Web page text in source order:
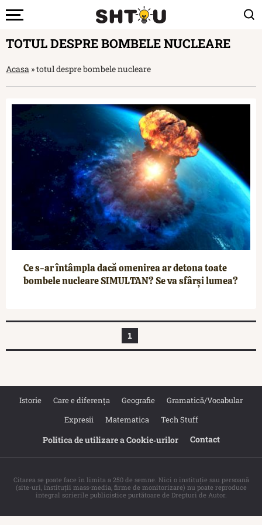
TOTUL DESPRE BOMBELE NUCLEARE
Acasa »totul despre bombele nucleare
Ce s-ar întâmpla dacă omenirea ar detona toate
bombele nucleare SIMULTAN? Se va sfârși lumea?
1
Istorie Care e diferența Geografie
Gramatică/Vocabular
Expresii
Matematica Tech Stuff
Politica de utilizare a Cookie‐urilor Contact
Citarea se poate face în limita a 250 de semne. Nici o instituţie sau persoană
(site-uri, instituţii mass-media, firme de monitorizare) nu poate reproduce
integral scrierile publicistice purtătoare de Drepturi de Autor.